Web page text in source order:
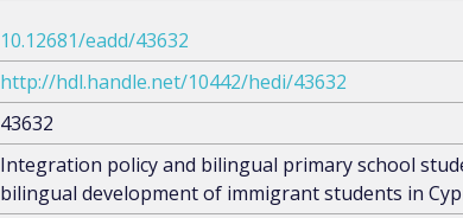
10.12681/eadd/43632
http://hdl.handle.net/10442/hedi/43632
43632
Integration policy and bilingual primary school
bilingual development of immigrant students in